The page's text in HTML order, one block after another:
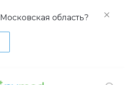
область?